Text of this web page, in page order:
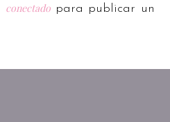
conectadopara publicar un